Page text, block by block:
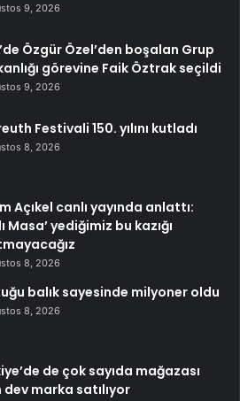
9, 2026
Özgür Özel’den boşalan Grup
görevine Faik Öztrak seçildi
9, 2026
Festivali 150. yılını kutladı
8, 2026
Açıkel canlı yayında anlattı:
Masa’ yediğimiz bu kazığı
8, 2026
balık sayesinde milyoner oldu
8, 2026
de çok sayıda mağazası
dev marka satılıyor